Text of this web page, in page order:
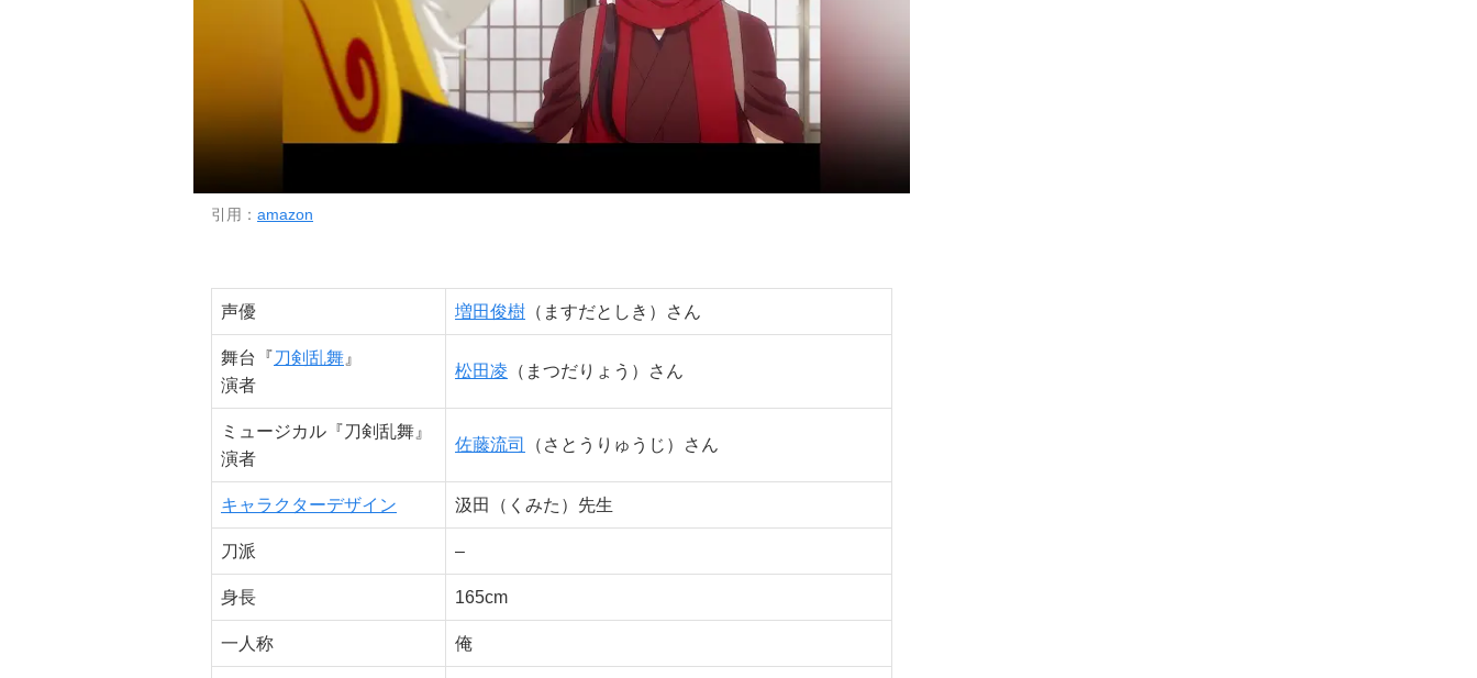
引用： amazon
声優 増田俊樹 （ますだとしき）さん
舞台『刀剣乱舞 』
演者
松田凌 （まつだりょう）さん
ミュージカル『刀剣乱舞』
演者
佐藤流司 （さとうりゅうじ）さん
キャラクターデザイン 汲田（くみた）先生
刀派 –
身長 165cm
一人称 俺